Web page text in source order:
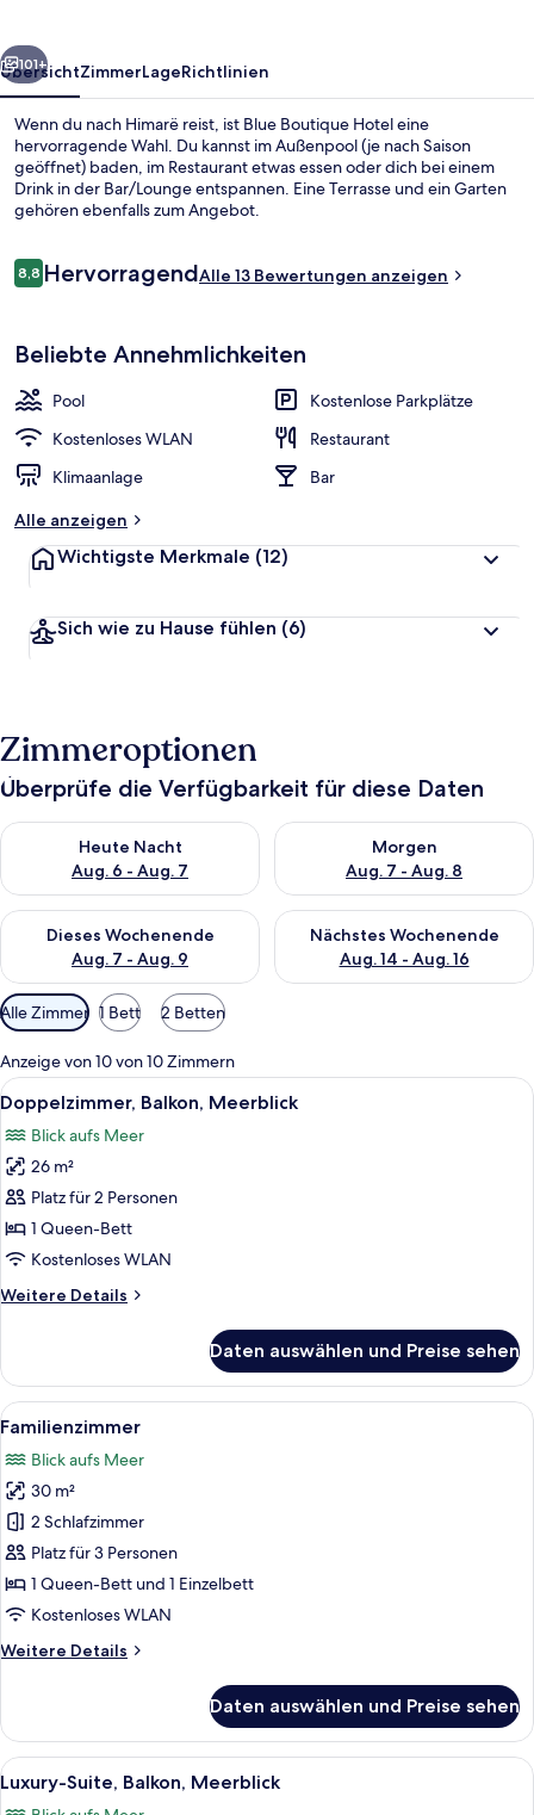
Weiter
101+
ÜbersichtZimmerLageRichtlinien
Wenn du nach Himarë reist, ist Blue Boutique Hotel eine
hervorragende Wahl. Du kannst im Außenpool (je nach Saison
geöffnet) baden, im Restaurant etwas essen oder dich bei einem
Drink in der Bar/Lounge entspannen. Eine Terrasse und ein Garten
gehören ebenfalls zum Angebot.
Bewertungen
8,88,8 von 10.
HervorragendAlle 13 Bewertungen anzeigen
Beliebte Annehmlichkeiten
Pool
Kostenlose Parkplätze
Kostenloses WLAN
Restaurant
Klimaanlage
Bar
Alle anzeigen
Wichtigste Merkmale (12)
Sich wie zu Hause fühlen (6)
Zimmeroptionen
Überprüfe die Verfügbarkeit für diese Daten
Heute Nacht
Aug. 6 - Aug. 7
Überprüfe die Verfügbarkeit für heute Nacht, Aug. 6 - Aug. 7.
Morgen
Aug. 7 - Aug. 8
Überprüfe die Verfügbarkeit
Dieses Wochenende
Aug. 7 - Aug. 9
Überprüfe die Verfügbarkeit für dieses Wochenende, Aug. 7
Nächstes Wochenende
Aug. 14 - Aug. 16
Überprüfe die Verfügbarkeit
Verfügbare
Filter
für
Zimmer
Alle Zimmer 1 Bett 2 Betten
Anzeige von 10 von 10 Zimmern
Alle
Fotos
für
Doppelzimmer,
Balkon,
Meerblick
anzeigen
Zimmersafe, Bügeleisen/Bügelbrett,
9
Doppelzimmer, Balkon, Meerblick
Blick aufs Meer
26 m²
Platz für 2 Personen
1 Queen-Bett
Kostenloses WLAN
Weitere Details
Weitere
Balkon,
Meerblick
Daten auswählen und Preise sehen
Alle
Fotos
für
Familienzimmer
anzeigen
Familienzimmer | Zimmersafe,
10
Familienzimmer
Blick aufs Meer
30 m²
2 Schlafzimmer
Platz für 3 Personen
1 Queen-Bett und 1 Einzelbett
Kostenloses WLAN
Weitere Details
Weitere
Daten auswählen und Preise sehen
Alle
Fotos
Luxury-Suite, Balkon, Meerblick |
5
Luxury-Suite, Balkon, Meerblick